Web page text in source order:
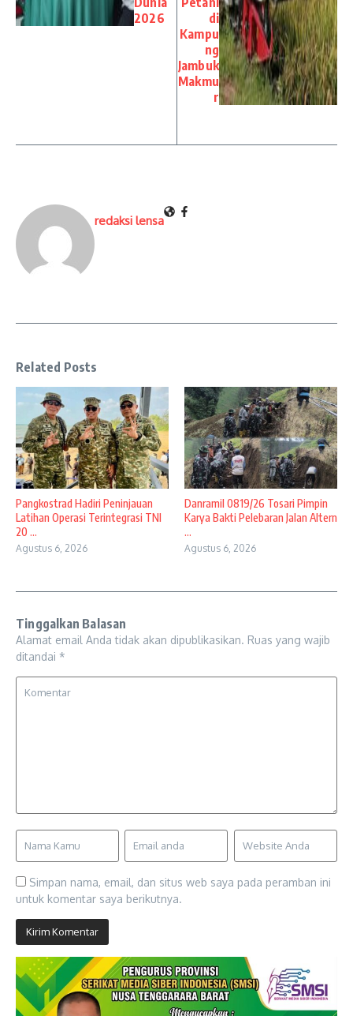
2026
di
Kampu
ng
Jambuk
Makmu
r
redaksi lensa
Related Posts
Pangkostrad Hadiri Peninjauan
Latihan Operasi Terintegrasi TNI
20 ...
Agustus 6, 2026
Danramil 0819/26 Tosari Pimpin
Karya Bakti Pelebaran Jalan Altern
...
Agustus 6, 2026
Tinggalkan Balasan
Alamat email Anda tidak akan dipublikasikan. Ruas yang wajib
ditandai *
Simpan nama, email, dan situs web saya pada peramban ini
untuk komentar saya berikutnya.